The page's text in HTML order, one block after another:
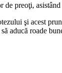
de preoţi,
şi acest
aducă roade